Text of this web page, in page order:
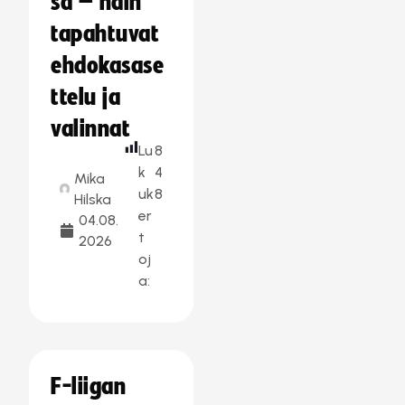
tapahtuvat
ehdokasase
ttelu ja
valinnat
Mika
Hilska
04.08.
2026
Lu
k
uk
er
t
oj
a:
8
4
8
F-liigan